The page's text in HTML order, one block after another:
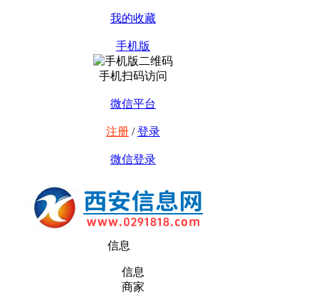
我的收藏
手机版
手机扫码访问
微信平台
注册 /登录
微信登录
信息
信息
商家